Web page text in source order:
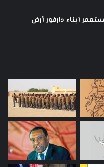
ابناء دارفور أرض